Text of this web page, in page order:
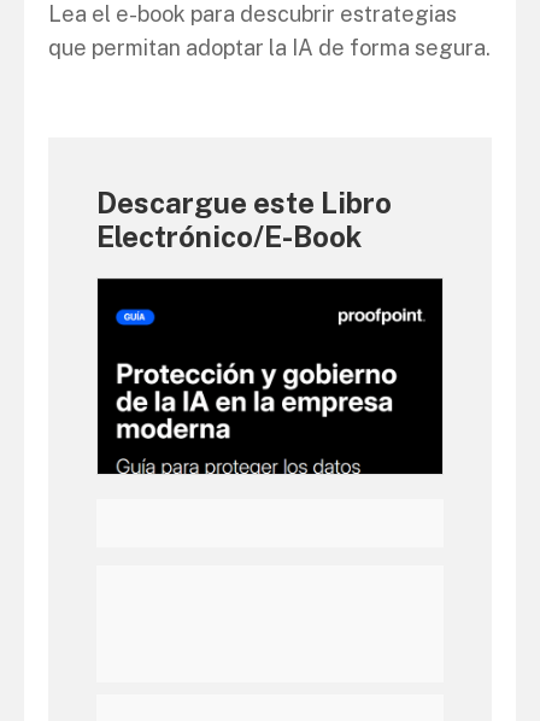
Lea el e-book para descubrir estrategias
que permitan adoptar la IA de forma segura.
Descargue este Libro
Electrónico/E-Book